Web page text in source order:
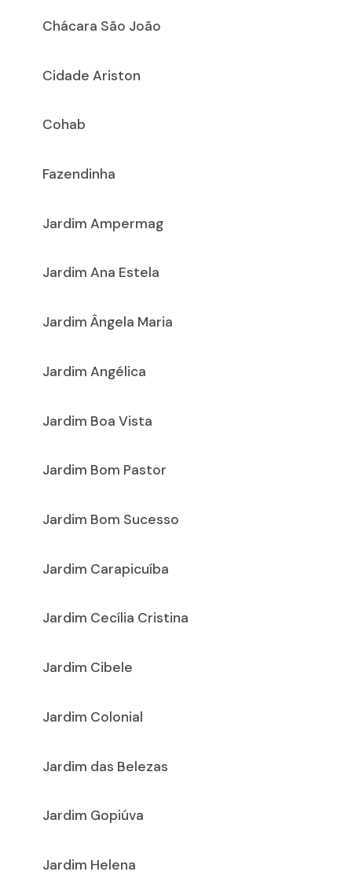
Chácara São João
Cidade Ariston
Cohab
Fazendinha
Jardim Ampermag
Jardim Ana Estela
Jardim Ângela Maria
Jardim Angélica
Jardim Boa Vista
Jardim Bom Pastor
Jardim Bom Sucesso
Jardim Carapicuíba
Jardim Cecília Cristina
Jardim Cibele
Jardim Colonial
Jardim das Belezas
Jardim Gopiúva
Jardim Helena